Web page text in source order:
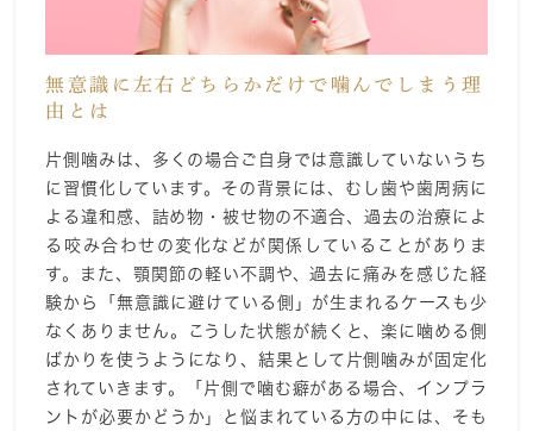
無意識に左右どちらかだけで噛んでしまう理
由とは
片側噛みは、多くの場合ご自身では意識していないうち
に習慣化しています。その背景には、むし歯や歯周病に
よる違和感、詰め物・被せ物の不適合、過去の治療によ
る咬み合わせの変化などが関係していることがありま
す。また、顎関節の軽い不調や、過去に痛みを感じた経
験から「無意識に避けている側」が生まれるケースも少
なくありません。こうした状態が続くと、楽に噛める側
ばかりを使うようになり、結果として片側噛みが固定化
されていきます。「片側で噛む癖がある場合、インプラ
ントが必要かどうか」と悩まれている方の中には、そも